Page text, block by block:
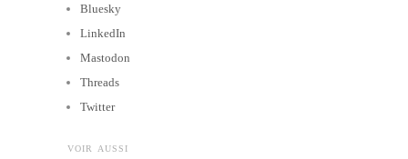
Bluesky
LinkedIn
Mastodon
Threads
Twitter
VOIR AUSSI